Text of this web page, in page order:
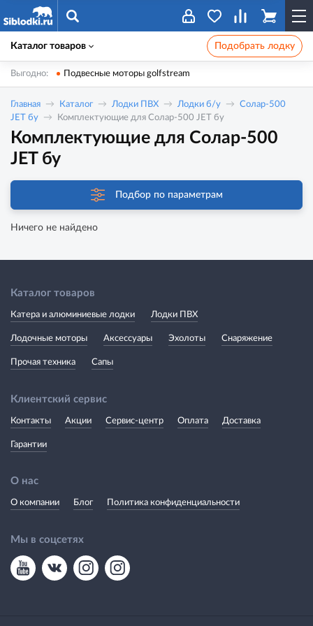
Каталог товаров Подобрать лодку
Выгодно: Подвесные моторы golfstream
Главная Каталог Лодки ПВХ Лодки б/у
Солар-500
JET бу
Комплектующие для Солар-500 JET бу
Комплектующие для Солар-500
JET бу
Подбор по параметрам
Ничего не найдено
Каталог товаров
Катера и алюминиевые лодки Лодки ПВХ
Лодочные моторы Аксессуары Эхолоты Снаряжение
Прочая техника Сапы
Клиентский сервис
Контакты Акции Сервис-центр Оплата Доставка
Гарантии
О нас
О компании Блог Политика конфиденциальности
Мы в соцсетях